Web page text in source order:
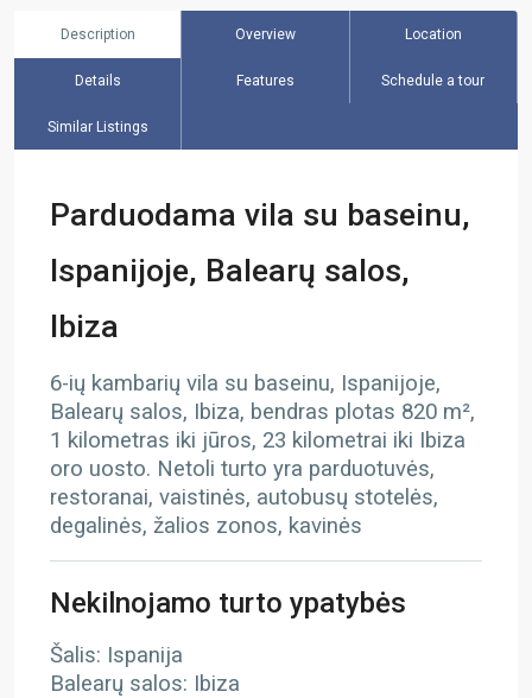
Description Overview Location
Details Features Schedule a tour
Similar Listings
Parduodama vila su baseinu,
Ispanijoje, Balearų salos,
Ibiza
6-ių kambarių vila su baseinu, Ispanijoje,
Balearų salos, Ibiza, bendras plotas 820 m²,
1 kilometras iki jūros, 23 kilometrai iki Ibiza
oro uosto. Netoli turto yra parduotuvės,
restoranai, vaistinės, autobusų stotelės,
degalinės, žalios zonos, kavinės
Nekilnojamo turto ypatybės
Šalis: Ispanija
Balearų salos: Ibiza